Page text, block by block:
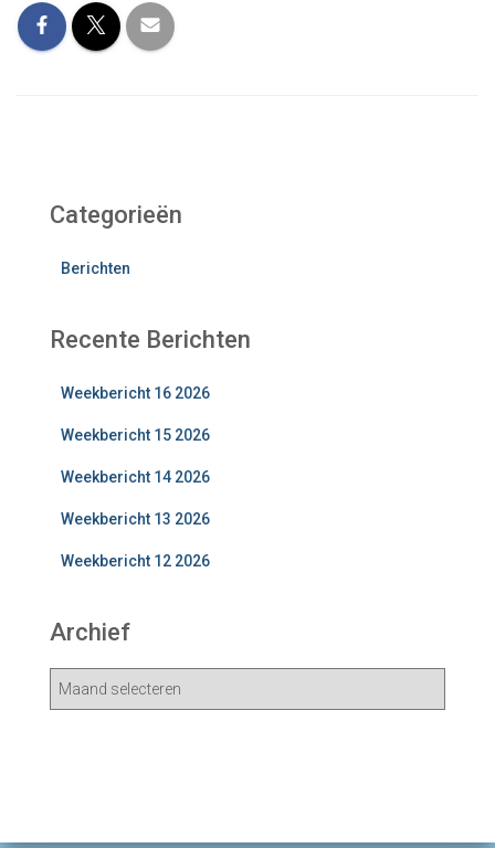
Categorieën
Berichten
Recente Berichten
Weekbericht 16 2026
Weekbericht 15 2026
Weekbericht 14 2026
Weekbericht 13 2026
Weekbericht 12 2026
Archief